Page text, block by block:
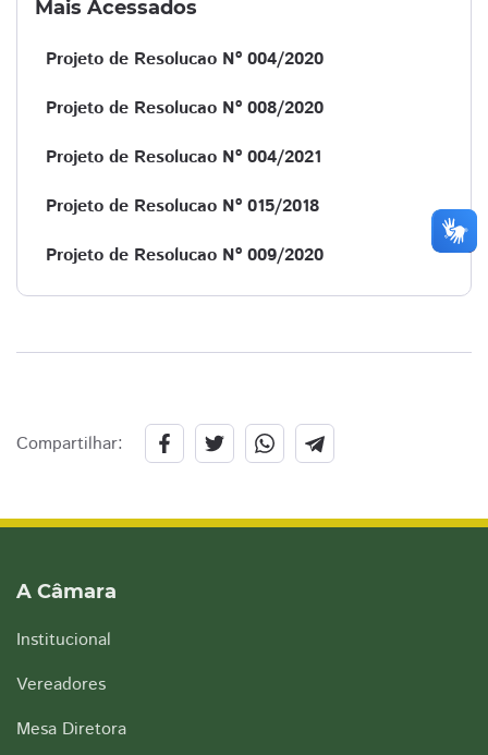
Mais Acessados
Projeto de Resolucao Nº 004/2020
Projeto de Resolucao Nº 008/2020
Projeto de Resolucao Nº 004/2021
Projeto de Resolucao Nº 015/2018
Projeto de Resolucao Nº 009/2020
Compartilhar:
A Câmara
Institucional
Vereadores
Mesa Diretora